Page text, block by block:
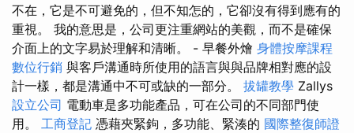
不在，它是不可避免的，但不知怎的，它卻沒有得到應有的
重視。 我的意思是，公司更注重網站的美觀，而不是確保
介面上的文字易於理解和清晰。 - 早餐外燴 身體按摩課程
數位行銷 與客戶溝通時所使用的語言與與品牌相對應的設
計一樣，都是溝通中不可或缺的一部分。 拔罐教學 Zallys
設立公司 電動車是多功能產品，可在公司的不同部門使
用。 工商登記 憑藉夾緊鉤，多功能、緊湊的 國際整復師證